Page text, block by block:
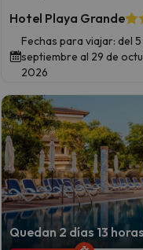
Hotel Playa Grande
Fechas para viajar: del 5
septiembre al 29 de
2026
Quedan 2 días 13 horas